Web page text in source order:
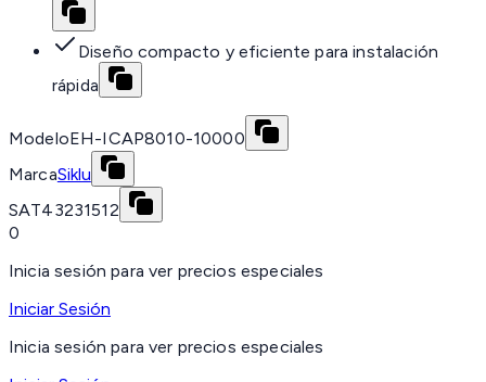
Diseño compacto y eficiente para instalación
rápida
ModeloEH-ICAP8010-10000
MarcaSiklu
SAT43231512
0
Inicia sesión para ver precios especiales
Iniciar Sesión
Inicia sesión para ver precios especiales